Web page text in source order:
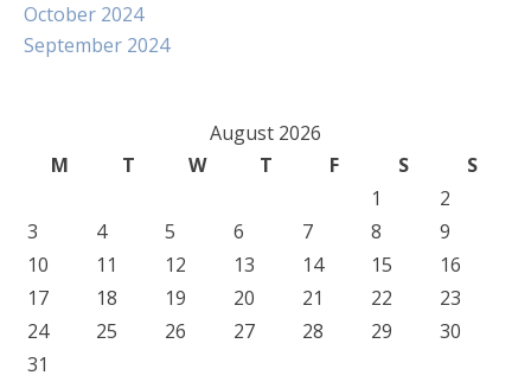
October 2024
September 2024
August 2026
M
T W T F S
S
1
2
3
4 5 6 7 8
9
10
11 12 13 14 15
16
17
18 19 20 21 22
23
24
25 26 27 28 29
30
31